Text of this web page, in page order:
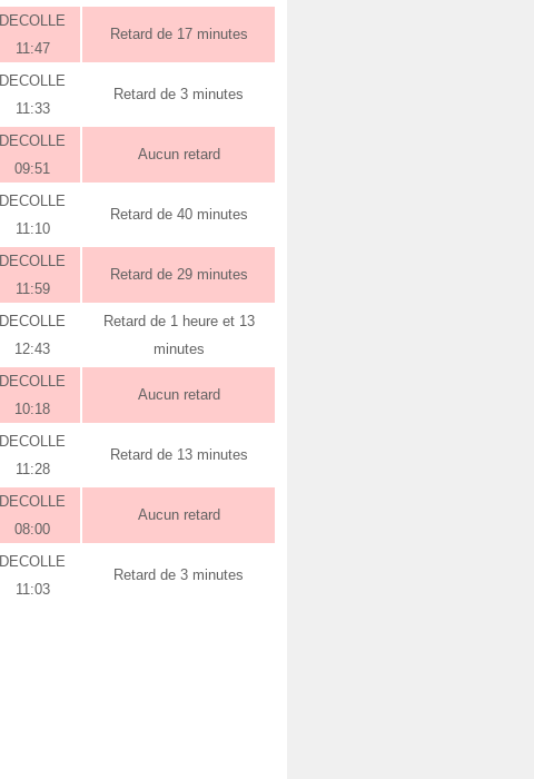
DECOLLE
11:47
Retard de 17 minutes
DECOLLE
11:33
Retard de 3 minutes
DECOLLE
09:51
Aucun retard
DECOLLE
11:10
Retard de 40 minutes
DECOLLE
11:59
Retard de 29 minutes
DECOLLE
12:43
Retard de 1 heure et 13
minutes
DECOLLE
10:18
Aucun retard
DECOLLE
11:28
Retard de 13 minutes
DECOLLE
08:00
Aucun retard
DECOLLE
11:03
Retard de 3 minutes